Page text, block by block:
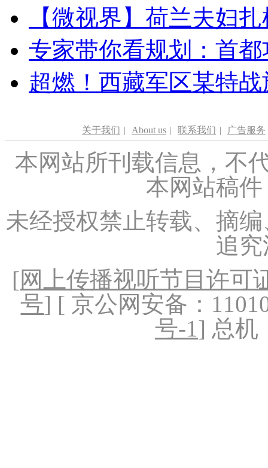
【微视界】荷兰夫妇
专家带你看规划：首
超燃！西藏军区某特
关于我们 | About us | 联系我们 | 广告服务
本网站所刊载信息，不
本网站稿
未经授权禁止转载、摘
追
[网上传播视听节目许可
号] [ 京公网安备：
号-1] 总机